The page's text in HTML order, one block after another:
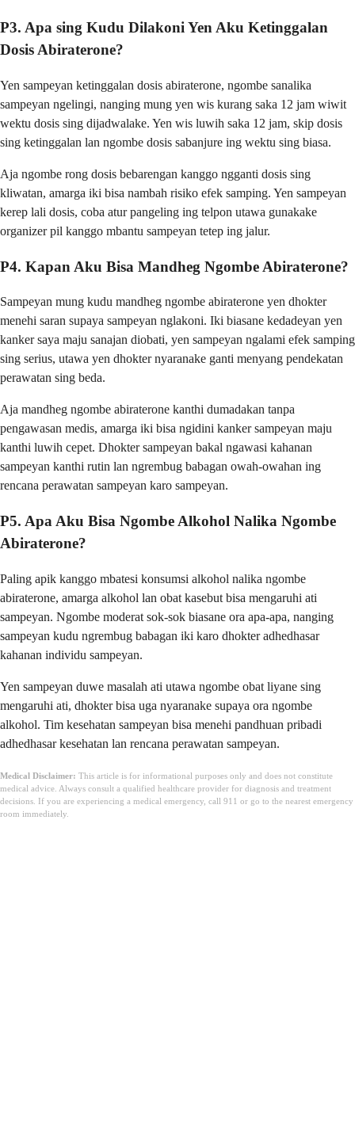
P3. Apa sing Kudu Dilakoni Yen Aku Ketinggalan
Dosis Abiraterone?
Yen sampeyan ketinggalan dosis abiraterone, ngombe sanalika
sampeyan ngelingi, nanging mung yen wis kurang saka 12 jam wiwit
wektu dosis sing dijadwalake. Yen wis luwih saka 12 jam, skip dosis
sing ketinggalan lan ngombe dosis sabanjure ing wektu sing biasa.
Aja ngombe rong dosis bebarengan kanggo ngganti dosis sing
kliwatan, amarga iki bisa nambah risiko efek samping. Yen sampeyan
kerep lali dosis, coba atur pangeling ing telpon utawa gunakake
organizer pil kanggo mbantu sampeyan tetep ing jalur.
P4. Kapan Aku Bisa Mandheg Ngombe Abiraterone?
Sampeyan mung kudu mandheg ngombe abiraterone yen dhokter
menehi saran supaya sampeyan nglakoni. Iki biasane kedadeyan yen
kanker saya maju sanajan diobati, yen sampeyan ngalami efek samping
sing serius, utawa yen dhokter nyaranake ganti menyang pendekatan
perawatan sing beda.
Aja mandheg ngombe abiraterone kanthi dumadakan tanpa
pengawasan medis, amarga iki bisa ngidini kanker sampeyan maju
kanthi luwih cepet. Dhokter sampeyan bakal ngawasi kahanan
sampeyan kanthi rutin lan ngrembug babagan owah-owahan ing
rencana perawatan sampeyan karo sampeyan.
P5. Apa Aku Bisa Ngombe Alkohol Nalika Ngombe
Abiraterone?
Paling apik kanggo mbatesi konsumsi alkohol nalika ngombe
abiraterone, amarga alkohol lan obat kasebut bisa mengaruhi ati
sampeyan. Ngombe moderat sok-sok biasane ora apa-apa, nanging
sampeyan kudu ngrembug babagan iki karo dhokter adhedhasar
kahanan individu sampeyan.
Yen sampeyan duwe masalah ati utawa ngombe obat liyane sing
mengaruhi ati, dhokter bisa uga nyaranake supaya ora ngombe
alkohol. Tim kesehatan sampeyan bisa menehi pandhuan pribadi
adhedhasar kesehatan lan rencana perawatan sampeyan.
Medical Disclaimer: This article is for informational purposes only and does not constitute
medical advice. Always consult a qualified healthcare provider for diagnosis and treatment
decisions. If you are experiencing a medical emergency, call 911 or go to the nearest emergency
room immediately.